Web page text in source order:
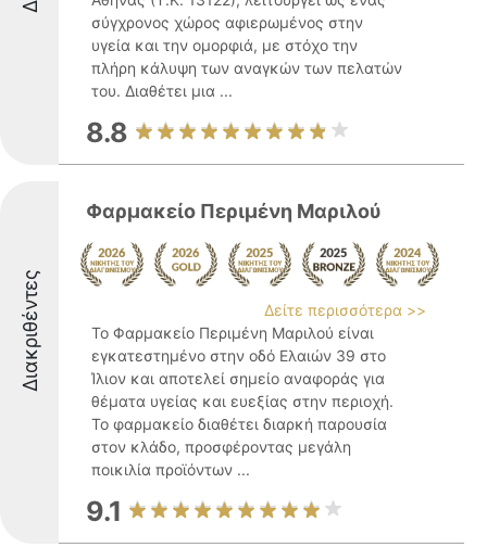
σύγχρονος χώρος αφιερωμένος στην
υγεία και την ομορφιά, με στόχο την
πλήρη κάλυψη των αναγκών των πελατών
του. Διαθέτει μια ...
8.8
Διακριθέντες
Φαρμακείο Περιμένη Μαριλού
Δείτε περισσότερα >>
Το Φαρμακείο Περιμένη Μαριλού είναι
εγκατεστημένο στην οδό Ελαιών 39 στο
Ίλιον και αποτελεί σημείο αναφοράς για
θέματα υγείας και ευεξίας στην περιοχή.
Το φαρμακείο διαθέτει διαρκή παρουσία
στον κλάδο, προσφέροντας μεγάλη
ποικιλία προϊόντων ...
9.1